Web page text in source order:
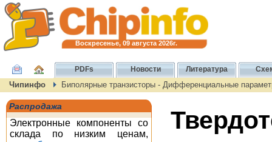
Воскресенье, 09 августа 2026г.
PDFs Новости Литература
Чипинфо Биполярные транзисторы - Дифференциальные
Распродажа
Электронные компоненты со
склада по низким ценам,